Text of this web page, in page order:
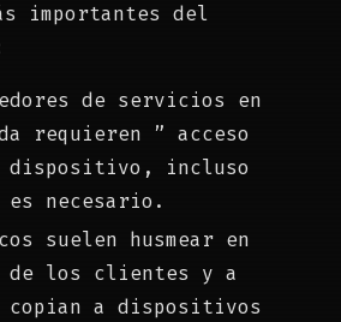
importantes del
de servicios en
requieren ” acceso
incluso
es necesario.
suelen husmear en
de los clientes y a
copian a dispositivos